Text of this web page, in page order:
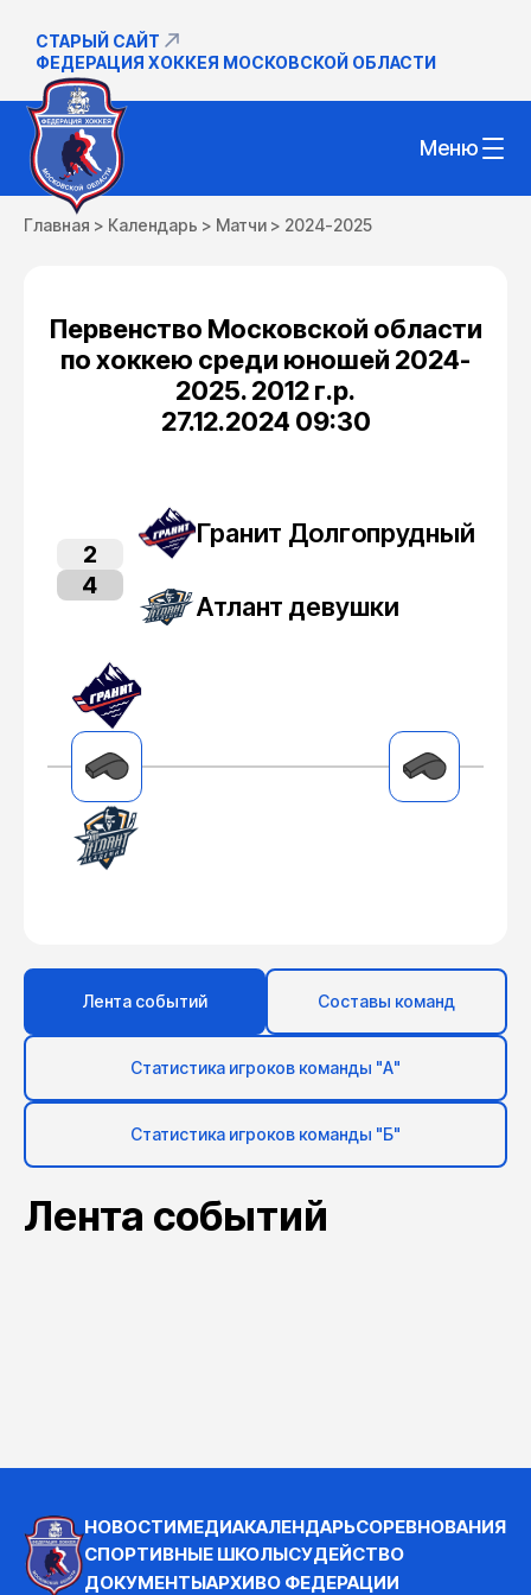
СТАРЫЙ САЙТ
ФЕДЕРАЦИЯ ХОККЕЯ МОСКОВСКОЙ ОБЛАСТИ
Меню
Главная > Календарь > Матчи > 2024-2025
Первенство Московской области
по хоккею среди юношей 2024-
2025. 2012 г.р.
27.12.2024 09:30
Гранит Долгопрудный
2
4
Атлант девушки
Лента событий Составы команд
Статистика игроков команды "А"
Статистика игроков команды "Б"
Лента событий
НОВОСТИМЕДИАКАЛЕНДАРЬСОРЕВНОВАНИЯ
СПОРТИВНЫЕ ШКОЛЫСУДЕЙСТВО
ДОКУМЕНТЫАРХИВО ФЕДЕРАЦИИ